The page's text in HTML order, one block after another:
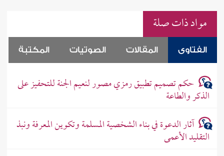
مواد ذات صلة
الفتاوى المقالات الصوتيات المكتبة
حكم تصميم تطبيق رمزي مصور لنعيم الجنة للتحفيز على
الذكر والطاعة
آثار الدعوة في بناء الشخصية المسلمة وتكوين المعرفة ونبذ
التقليد الأعمى